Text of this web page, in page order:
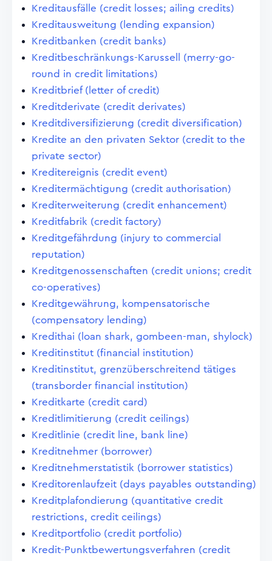
Kreditausfälle (credit losses; ailing credits)
Kreditausweitung (lending expansion)
Kreditbanken (credit banks)
Kreditbeschränkungs-Karussell (merry-go-
round in credit limitations)
Kreditbrief (letter of credit)
Kreditderivate (credit derivates)
Kreditdiversifizierung (credit diversification)
Kredite an den privaten Sektor (credit to the
private sector)
Kreditereignis (credit event)
Kreditermächtigung (credit authorisation)
Krediterweiterung (credit enhancement)
Kreditfabrik (credit factory)
Kreditgefährdung (injury to commercial
reputation)
Kreditgenossenschaften (credit unions; credit
co-operatives)
Kreditgewährung, kompensatorische
(compensatory lending)
Kredithai (loan shark, gombeen-man, shylock)
Kreditinstitut (financial institution)
Kreditinstitut, grenzüberschreitend tätiges
(transborder financial institution)
Kreditkarte (credit card)
Kreditlimitierung (credit ceilings)
Kreditlinie (credit line, bank line)
Kreditnehmer (borrower)
Kreditnehmerstatistik (borrower statistics)
Kreditorenlaufzeit (days payables outstanding)
Kreditplafondierung (quantitative credit
restrictions, credit ceilings)
Kreditportfolio (credit portfolio)
Kredit-Punktbewertungsverfahren (credit